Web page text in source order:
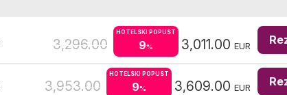
3,296.00
HOTELSKI POPUST
9% 3,011.00 EUR
3,953.00
HOTELSKI POPUST
9% 3,609.00 EUR